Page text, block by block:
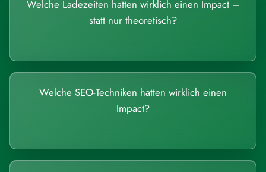
Welche Ladezeiten hatten wirklich einen Impact –
statt nur theoretisch?
Welche SEO-Techniken hatten wirklich einen
Impact?